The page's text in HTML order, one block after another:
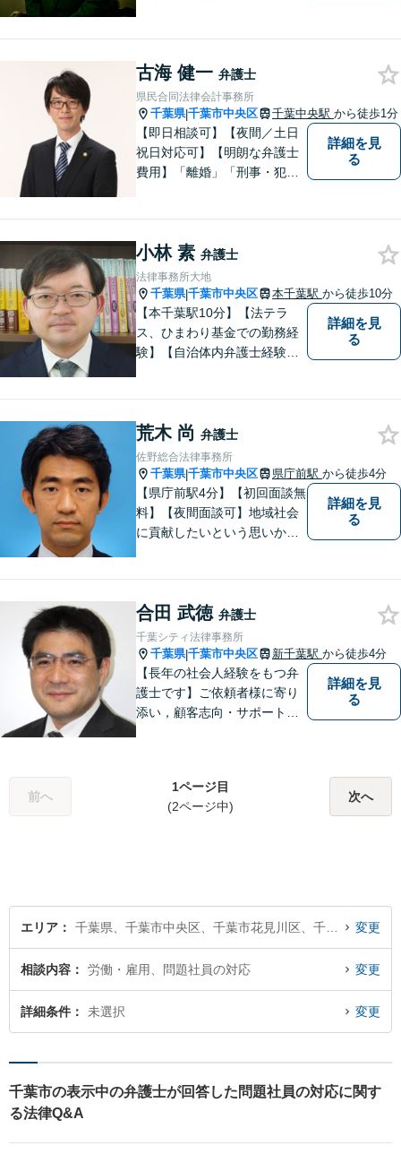
ありましたら、お気軽にご相
談ください。【完全個室対
応】
古海 健一 弁護士
県民合同法律会計事務所
千葉県|千葉市中央区 千葉中央駅 から徒歩1分
【即日相談可】【夜間／土日
祝日対応可】【明朗な弁護士
費用】「離婚」「刑事・犯罪
う弁護士です。弁護士と税理
士が様々な専門家と連携して
ワンストップで問題解決しま
す。
詳細を見
る
小林 素 弁護士
法律事務所大地
千葉県|千葉市中央区 本千葉駅 から徒歩10分
【本千葉駅10分】【法テラ
ス、ひまわり基金での勤務経
験】【自治体内弁護士経験】
すことを目標に活動を続けて
います。お困りの方はお気軽
にご相談ください。
詳細を見
る
荒木 尚 弁護士
佐野総合法律事務所
千葉県|千葉市中央区 県庁前駅 から徒歩4分
【県庁前駅4分】【初回面談無
料】【夜間面談可】地域社会
に貢献したいという思いか
ラブルから取引・契約上の紛
争、交通事故や刑事事件の支
援まで、多様なご相談を承っ
ております。
詳細を見
る
合田 武徳 弁護士
千葉シティ法律事務所
千葉県|千葉市中央区 新千葉駅 から徒歩4分
【長年の社会人経験をもつ弁
護士です】ご依頼者様に寄り
添い，顧客志向・サポート精
応】ご相談者様の精神的負担
を軽減することも重視してい
詳細を見
る
前へ
1ページ目
(2ページ中)
次へ
エリア 変更
相談内容 労働・雇用、問題社員の対応 変更
詳細条件 未選択 変更
千葉市の表示中の弁護士が回答した問題社員の対応に関す
る法律Q&A